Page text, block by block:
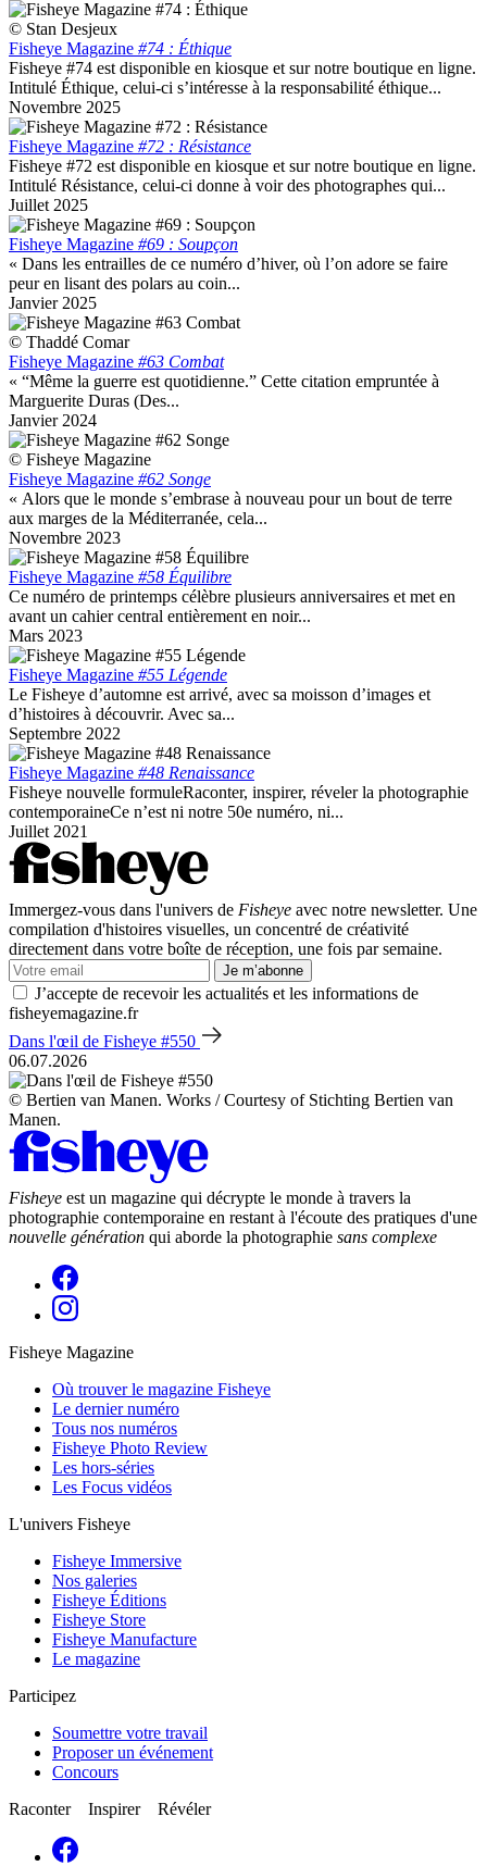
© Stan Desjeux
Fisheye Magazine #74 : Éthique
Fisheye #74 est disponible en kiosque et sur notre boutique en ligne.
Intitulé Éthique, celui-ci s’intéresse à la responsabilité éthique...
Novembre 2025
Fisheye Magazine #72 : Résistance
Fisheye #72 est disponible en kiosque et sur notre boutique en ligne.
Intitulé Résistance, celui-ci donne à voir des photographes qui...
Juillet 2025
Fisheye Magazine #69 : Soupçon
« Dans les entrailles de ce numéro d’hiver, où l’on adore se faire
peur en lisant des polars au coin...
Janvier 2025
© Thaddé Comar
Fisheye Magazine #63 Combat
« “Même la guerre est quotidienne.” Cette citation empruntée à
Marguerite Duras (Des...
Janvier 2024
© Fisheye Magazine
Fisheye Magazine #62 Songe
« Alors que le monde s’embrase à nouveau pour un bout de terre
aux marges de la Méditerranée, cela...
Novembre 2023
Fisheye Magazine #58 Équilibre
Ce numéro de printemps célèbre plusieurs anniversaires et met en
avant un cahier central entièrement en noir...
Mars 2023
Fisheye Magazine #55 Légende
Le Fisheye d’automne est arrivé, avec sa moisson d’images et
d’histoires à découvrir. Avec sa...
Septembre 2022
Fisheye Magazine #48 Renaissance
Fisheye nouvelle formuleRaconter, inspirer, réveler la photographie
contemporaineCe n’est ni notre 50e numéro, ni...
Juillet 2021
Immergez-vous dans l'univers de Fisheye avec notre newsletter. Une
compilation d'histoires visuelles, un concentré de créativité
directement dans votre boîte de réception, une fois par semaine.
Je m’abonne
J’accepte de recevoir les actualités et les informations de
fisheyemagazine.fr
Dans l'œil de Fisheye #550
06.07.2026
© Bertien van Manen. Works / Courtesy of Stichting Bertien van
Manen.
Fisheye est un magazine qui décrypte le monde à travers la
photographie contemporaine en restant à l'écoute des pratiques d'une
nouvelle génération qui aborde la photographie sans complexe
Fisheye Magazine
Où trouver le magazine Fisheye
Le dernier numéro
Tous nos numéros
Fisheye Photo Review
Les hors-séries
Les Focus vidéos
L'univers Fisheye
Fisheye Immersive
Nos galeries
Fisheye Éditions
Fisheye Store
Fisheye Manufacture
Le magazine
Participez
Soumettre votre travail
Proposer un événement
Concours
Raconter Inspirer Révéler